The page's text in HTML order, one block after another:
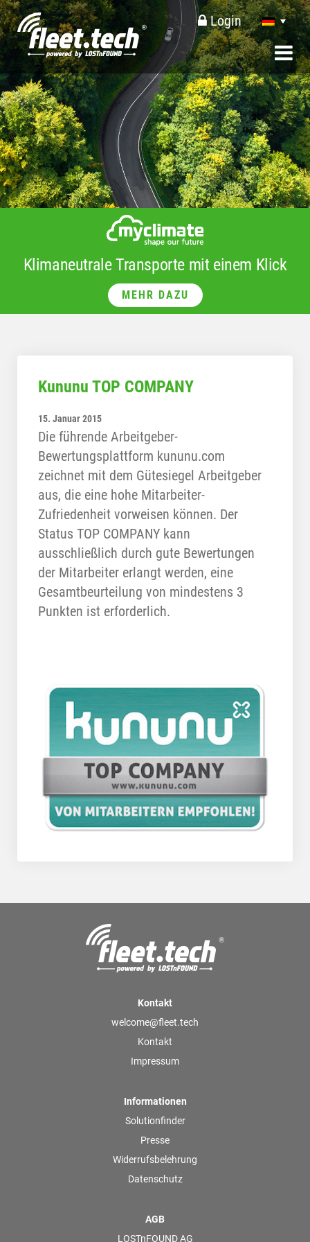
Login
Klimaneutrale Transporte mit einem Klick
MEHR DAZU
Kununu TOP COMPANY
15. Januar 2015
Die führende Arbeitgeber-
Bewertungsplattform kununu.com
zeichnet mit dem Gütesiegel Arbeitgeber
aus, die eine hohe Mitarbeiter-
Zufriedenheit vorweisen können. Der
Status TOP COMPANY kann
ausschließlich durch gute Bewertungen
der Mitarbeiter erlangt werden, eine
Gesamtbeurteilung von mindestens 3
Punkten ist erforderlich.
Kontakt
welcome@fleet.tech
Kontakt
Impressum
Informationen
Solutionfinder
Presse
Widerrufsbelehrung
Datenschutz
AGB
LOSTnFOUND AG